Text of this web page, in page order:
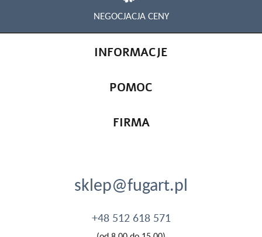
NEGOCJACJA CENY
INFORMACJE
POMOC
FIRMA
sklep@fugart.pl
+48 512 618 571